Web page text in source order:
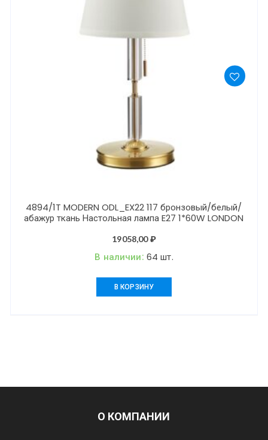
4894/1T MODERN ODL_EX22 117 бронзовый/белый/
абажур ткань Настольная лампа E27 1*60W LONDON
19058,00₽
В наличии: 64 шт.
В КОРЗИНУ
О КОМПАНИИ